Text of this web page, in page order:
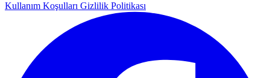
Kullanım Koşulları Gizlilik Politikası